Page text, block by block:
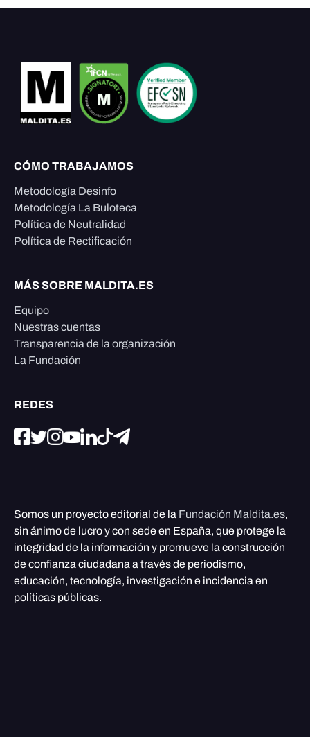
CÓMO TRABAJAMOS
Metodología Desinfo
Metodología La Buloteca
Política de Neutralidad
Política de Rectificación
MÁS SOBRE MALDITA.ES
Equipo
Nuestras cuentas
Transparencia de la organización
La Fundación
REDES
Somos un proyecto editorial de la Fundación Maldita.es,
sin ánimo de lucro y con sede en España, que protege la
integridad de la información y promueve la construcción
de confianza ciudadana a través de periodismo,
educación, tecnología, investigación e incidencia en
políticas públicas.